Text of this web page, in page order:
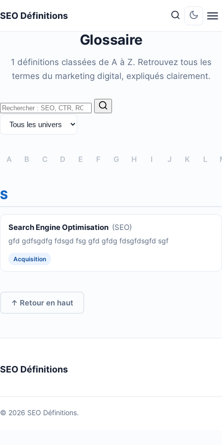
SEO Définitions Passer
Passer
Glossaire
1 définitions classées de A à Z. Retrouvez tous les
termes du marketing digital, expliqués clairement.
Rechercher un terme
A B C D E F G H I J K L
S
Search Engine Optimisation (SEO)
gfd gdfsgdfg fdsgd fsg gfd gfdg fdsgfdsgfd sgf
Acquisition
↑ Retour en haut
SEO Définitions
© 2026 SEO Définitions.